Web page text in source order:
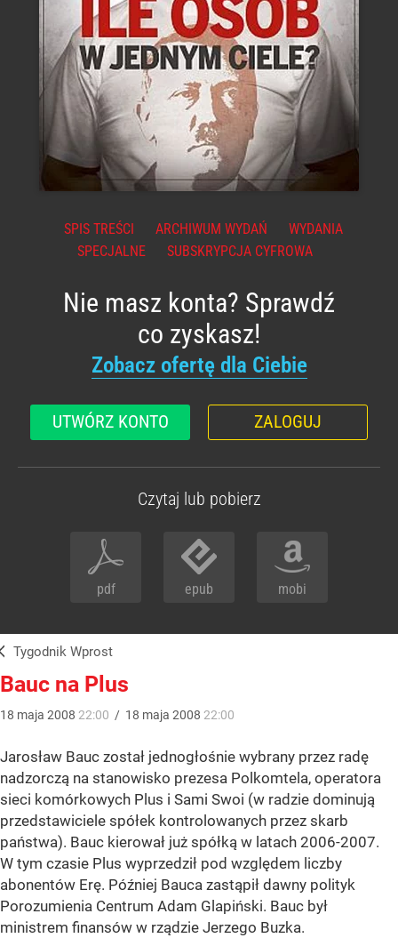
SPIS TREŚCI ARCHIWUM WYDAŃ
WYDANIA
SPECJALNE
SUBSKRYPCJA CYFROWA
Nie masz konta? Sprawdź
co zyskasz!
Zobacz ofertę dla Ciebie
UTWÓRZ KONTO ZALOGUJ
Czytaj lub pobierz
pdf epub mobi
Tygodnik Wprost
Bauc na Plus
18 maja 2008 22:00 / 18 maja 2008 22:00
Jarosław Bauc został jednogłośnie wybrany przez radę
nadzorczą na stanowisko prezesa Polkomtela, operatora
sieci komórkowych Plus i Sami Swoi (w radzie dominują
przedstawiciele spółek kontrolowanych przez skarb
państwa). Bauc kierował już spółką w latach 2006-2007.
W tym czasie Plus wyprzedził pod względem liczby
abonentów Erę. Później Bauca zastąpił dawny polityk
Porozumienia Centrum Adam Glapiński. Bauc był
ministrem finansów w rządzie Jerzego Buzka.